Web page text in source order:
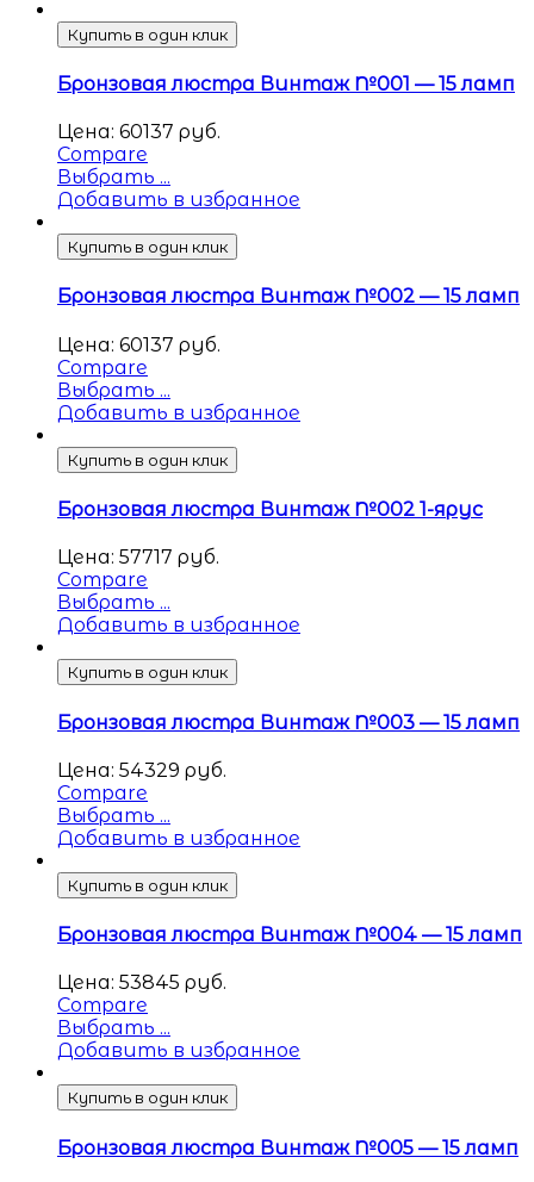
Купить в один клик
Бронзовая люстра Винтаж №001 — 15 ламп
Цена: 60137 руб.
Compare
Выбрать ...
Добавить в избранное
Купить в один клик
Бронзовая люстра Винтаж №002 — 15 ламп
Цена: 60137 руб.
Compare
Выбрать ...
Добавить в избранное
Купить в один клик
Бронзовая люстра Винтаж №002 1-ярус
Цена: 57717 руб.
Compare
Выбрать ...
Добавить в избранное
Купить в один клик
Бронзовая люстра Винтаж №003 — 15 ламп
Цена: 54329 руб.
Compare
Выбрать ...
Добавить в избранное
Купить в один клик
Бронзовая люстра Винтаж №004 — 15 ламп
Цена: 53845 руб.
Compare
Выбрать ...
Добавить в избранное
Купить в один клик
Бронзовая люстра Винтаж №005 — 15 ламп